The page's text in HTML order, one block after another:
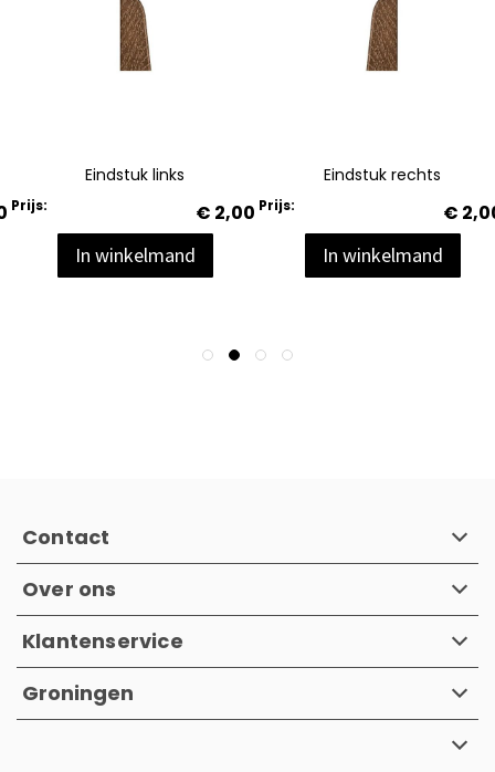
Eindstuk links
Prijs:
€ 2,00
In winkelmand
Eindstuk rechts
Prijs:
€
In winkelmand
Contact
Over ons
Klantenservice
Groningen